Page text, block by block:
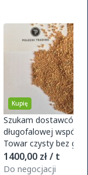
Kupię
Szukam dostawców
długofalowej
Towar czysty bez
magazynu w Polsce.
zamówie
1400,00 zł / t
Do negocjacji